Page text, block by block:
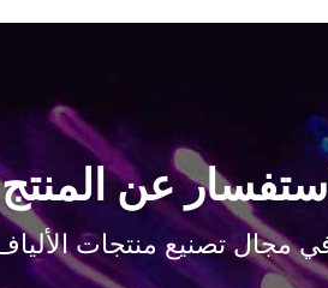
استفسار عن المنتج